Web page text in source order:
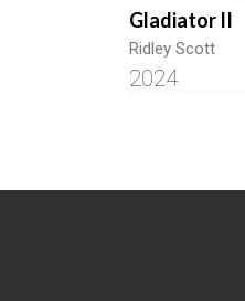
Gladiator II
Ridley Scott
2024